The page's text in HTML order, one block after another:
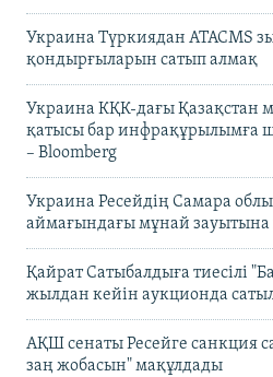
Украина Түркиядан ATACMS
қондырғыларын сатып алмақ
Украина КҚК-дағы Қазақстан
қатысы бар инфрақұрылымға
– Bloomberg
Украина Ресейдің Самара
аймағындағы мұнай
Қайрат Сатыбалдыға тиесілі
жылдан кейін аукционда
АҚШ сенаты Ресейге санкция
заң жобасын" мақұлдады